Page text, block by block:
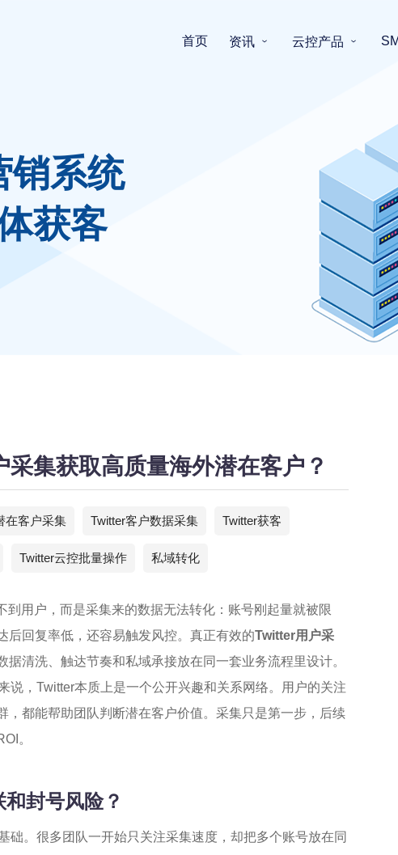
首页 资讯 云控产品
销系统
获客
集获取高质量海外潜在客户？
在客户采集 Twitter客户数据采集 Twitter获客
Twitter云控批量操作 私域转化
用户，而是采集来的数据无法转化：账号刚起量就被限
后回复率低，还容易触发风控。真正有效的Twitter用户采
清洗、触达节奏和私域承接放在同一套业务流程里设计。
说，Twitter本质上是一个公开兴趣和关系网络。用户的关注
都能帮助团队判断潜在客户价值。采集只是第一步，后续
。
封号风险？
础。很多团队一开始只关注采集速度，却把多个账号放在同